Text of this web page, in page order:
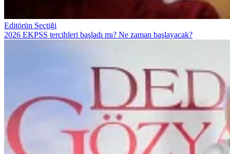
Editörün Seçtiği
2026 EKPSS tercihleri başladı mı? Ne zaman başlayacak?